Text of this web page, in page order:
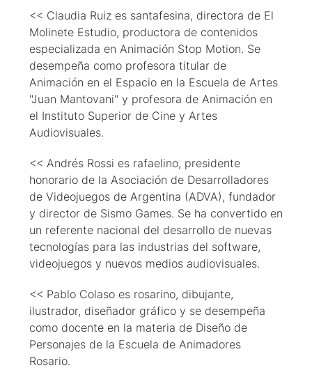
<< Claudia Ruiz es santafesina, directora de El
Molinete Estudio, productora de contenidos
especializada en Animación Stop Motion. Se
desempeña como profesora titular de
Animación en el Espacio en la Escuela de Artes
"Juan Mantovani" y profesora de Animación en
el Instituto Superior de Cine y Artes
Audiovisuales.
<< Andrés Rossi es rafaelino, presidente
honorario de la Asociación de Desarrolladores
de Videojuegos de Argentina (ADVA), fundador
y director de Sismo Games. Se ha convertido en
un referente nacional del desarrollo de nuevas
tecnologías para las industrias del software,
videojuegos y nuevos medios audiovisuales.
<< Pablo Colaso es rosarino, dibujante,
ilustrador, diseñador gráfico y se desempeña
como docente en la materia de Diseño de
Personajes de la Escuela de Animadores
Rosario.